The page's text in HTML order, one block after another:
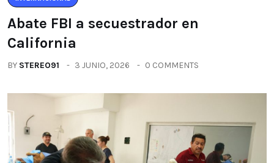
Abate FBI a secuestrador en
California
BY STEREO91 3 JUNIO, 2026 0 COMMENTS